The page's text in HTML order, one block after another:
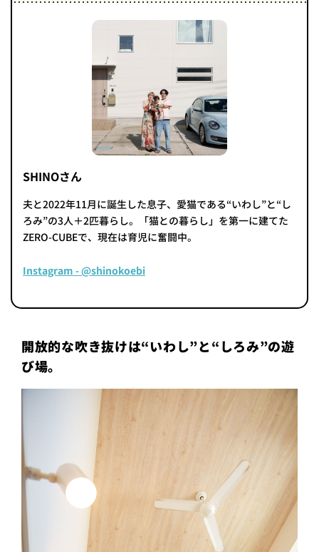
SHINOさん
夫と2022年11月に誕生した息子、愛猫である“いわし”と“し
ろみ”の3人＋2匹暮らし。「猫との暮らし」を第一に建てた
ZERO-CUBEで、現在は育児に奮闘中。
Instagram - @shinokoebi
開放的な吹き抜けは“いわし”と“しろみ”の遊
び場。